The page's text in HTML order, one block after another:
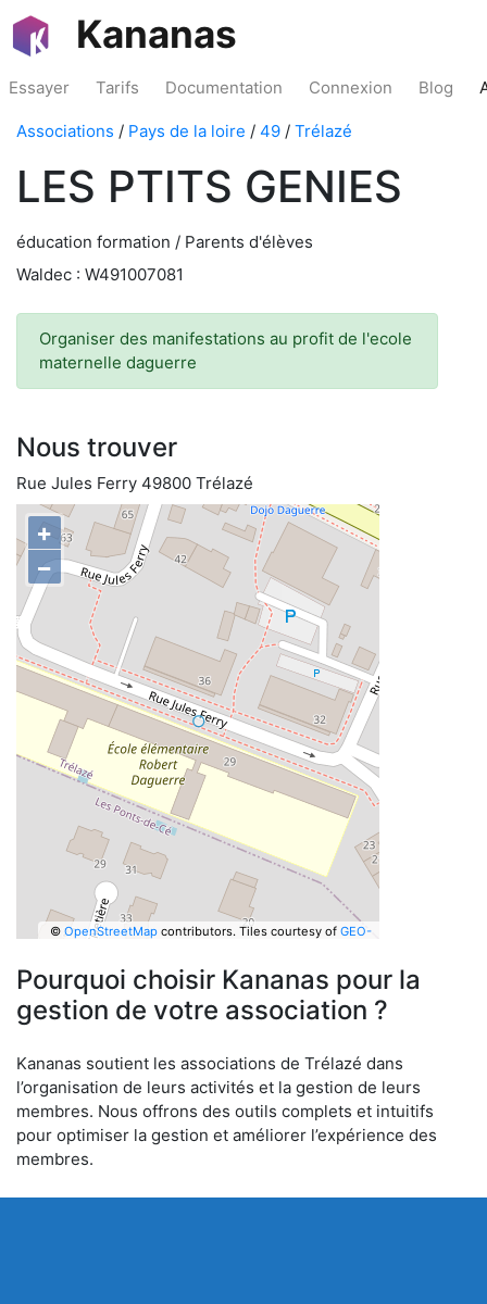
Kananas
Essayer Tarifs Documentation Connexion Blog
Associations / Pays de la loire / 49 / Trélazé
LES PTITS GENIES
éducation formation / Parents d'élèves
Waldec : W491007081
Organiser des manifestations au profit de l'ecole
maternelle daguerre
Nous trouver
Rue Jules Ferry 49800 Trélazé
+
−
© OpenStreetMapcontributors. Tiles courtesy of GEO-
Pourquoi choisir Kananas pour la
gestion de votre association ?
Kananas soutient les associations de Trélazé dans
l’organisation de leurs activités et la gestion de leurs
membres. Nous offrons des outils complets et intuitifs
pour optimiser la gestion et améliorer l’expérience des
membres.